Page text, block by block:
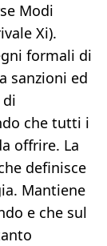
Modi
Xi).
formali di
sanzioni ed
che tutti i
offrire. La
definisce
Mantiene
e che sul